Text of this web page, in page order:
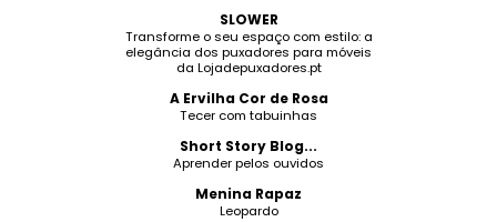
SLOWER
Transforme o seu espaço com estilo: a
elegância dos puxadores para móveis
da Lojadepuxadores.pt
A Ervilha Cor de Rosa
Tecer com tabuinhas
Short Story Blog...
Aprender pelos ouvidos
Menina Rapaz
Leopardo